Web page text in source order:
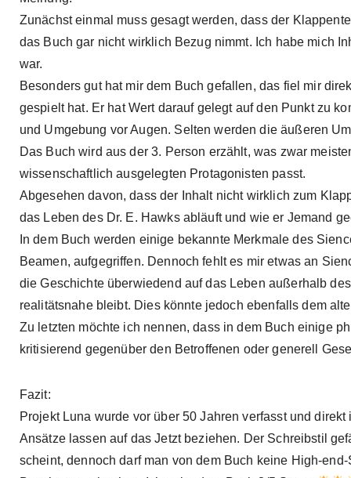
Zunächst einmal muss gesagt werden, dass der
das Buch gar nicht wirklich Bezug nimmt. Ich habe mich
war.
Besonders gut hat mir dem Buch gefallen, das fiel mir
gespielt hat. Er hat Wert darauf gelegt auf den Punkt zu
und Umgebung vor Augen. Selten werden die äußeren
Das Buch wird aus der 3. Person erzählt, was zwar
wissenschaftlich ausgelegten Protagonisten passt.
Abgesehen davon, dass der Inhalt nicht wirklich zum
das Leben des Dr. E. Hawks abläuft und wie er Jemand
In dem Buch werden einige bekannte Merkmale des
Beamen, aufgegriffen. Dennoch fehlt es mir etwas an
die Geschichte überwiedend auf das Leben außerhalb
realitätsnahe bleibt. Dies könnte jedoch ebenfalls dem
Zu letzten möchte ich nennen, dass in dem Buch einige
kritisierend gegenüber den Betroffenen oder generell
Fazit:
Projekt Luna wurde vor über 50 Jahren verfasst und
Ansätze lassen auf das Jetzt beziehen. Der Schreibstil
scheint, dennoch darf man von dem Buch keine High-